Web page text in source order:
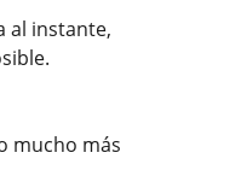
al instante,
mucho más